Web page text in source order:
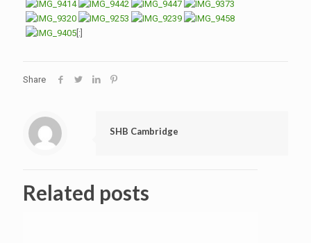
[:]
Share
SHB Cambridge
Related posts